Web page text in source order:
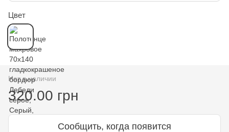
Цвет
Нет в наличии
320.00 грн
Сообщить, когда появится